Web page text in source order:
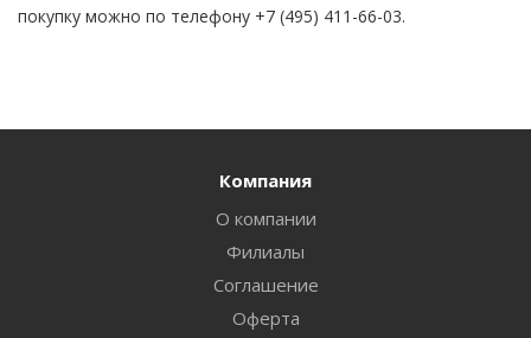
покупку можно по телефону +7 (495) 411-66-03.
Компания
О компании
Филиалы
Соглашение
Оферта